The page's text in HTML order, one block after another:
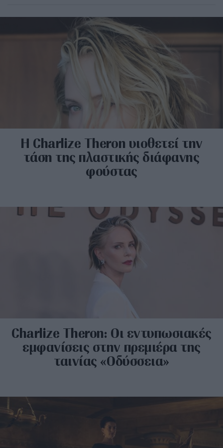
H Charlize Theron υιοθετεί την
τάση της πλαστικής διάφανης
φούστας
Charlize Theron: Οι εντυπωσιακές
εμφανίσεις στην πρεμιέρα της
ταινίας «Οδύσσεια»